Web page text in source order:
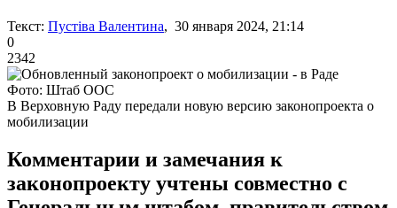
Текст: Пустіва Валентина, 30 января 2024, 21:14
0
2342
Фото: Штаб ООС
В Верховную Раду передали новую версию законопроекта о
мобилизации
Комментарии и замечания к
законопроекту учтены совместно с